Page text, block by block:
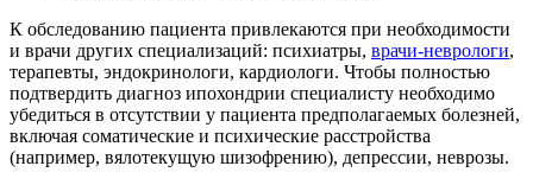
К обследованию пациента привлекаются при необходимости
и врачи других специализаций: психиатры, врачи-неврологи,
терапевты, эндокринологи, кардиологи. Чтобы полностью
подтвердить диагноз ипохондрии специалисту необходимо
убедиться в отсутствии у пациента предполагаемых болезней,
включая соматические и психические расстройства
(например, вялотекущую шизофрению), депрессии, неврозы.